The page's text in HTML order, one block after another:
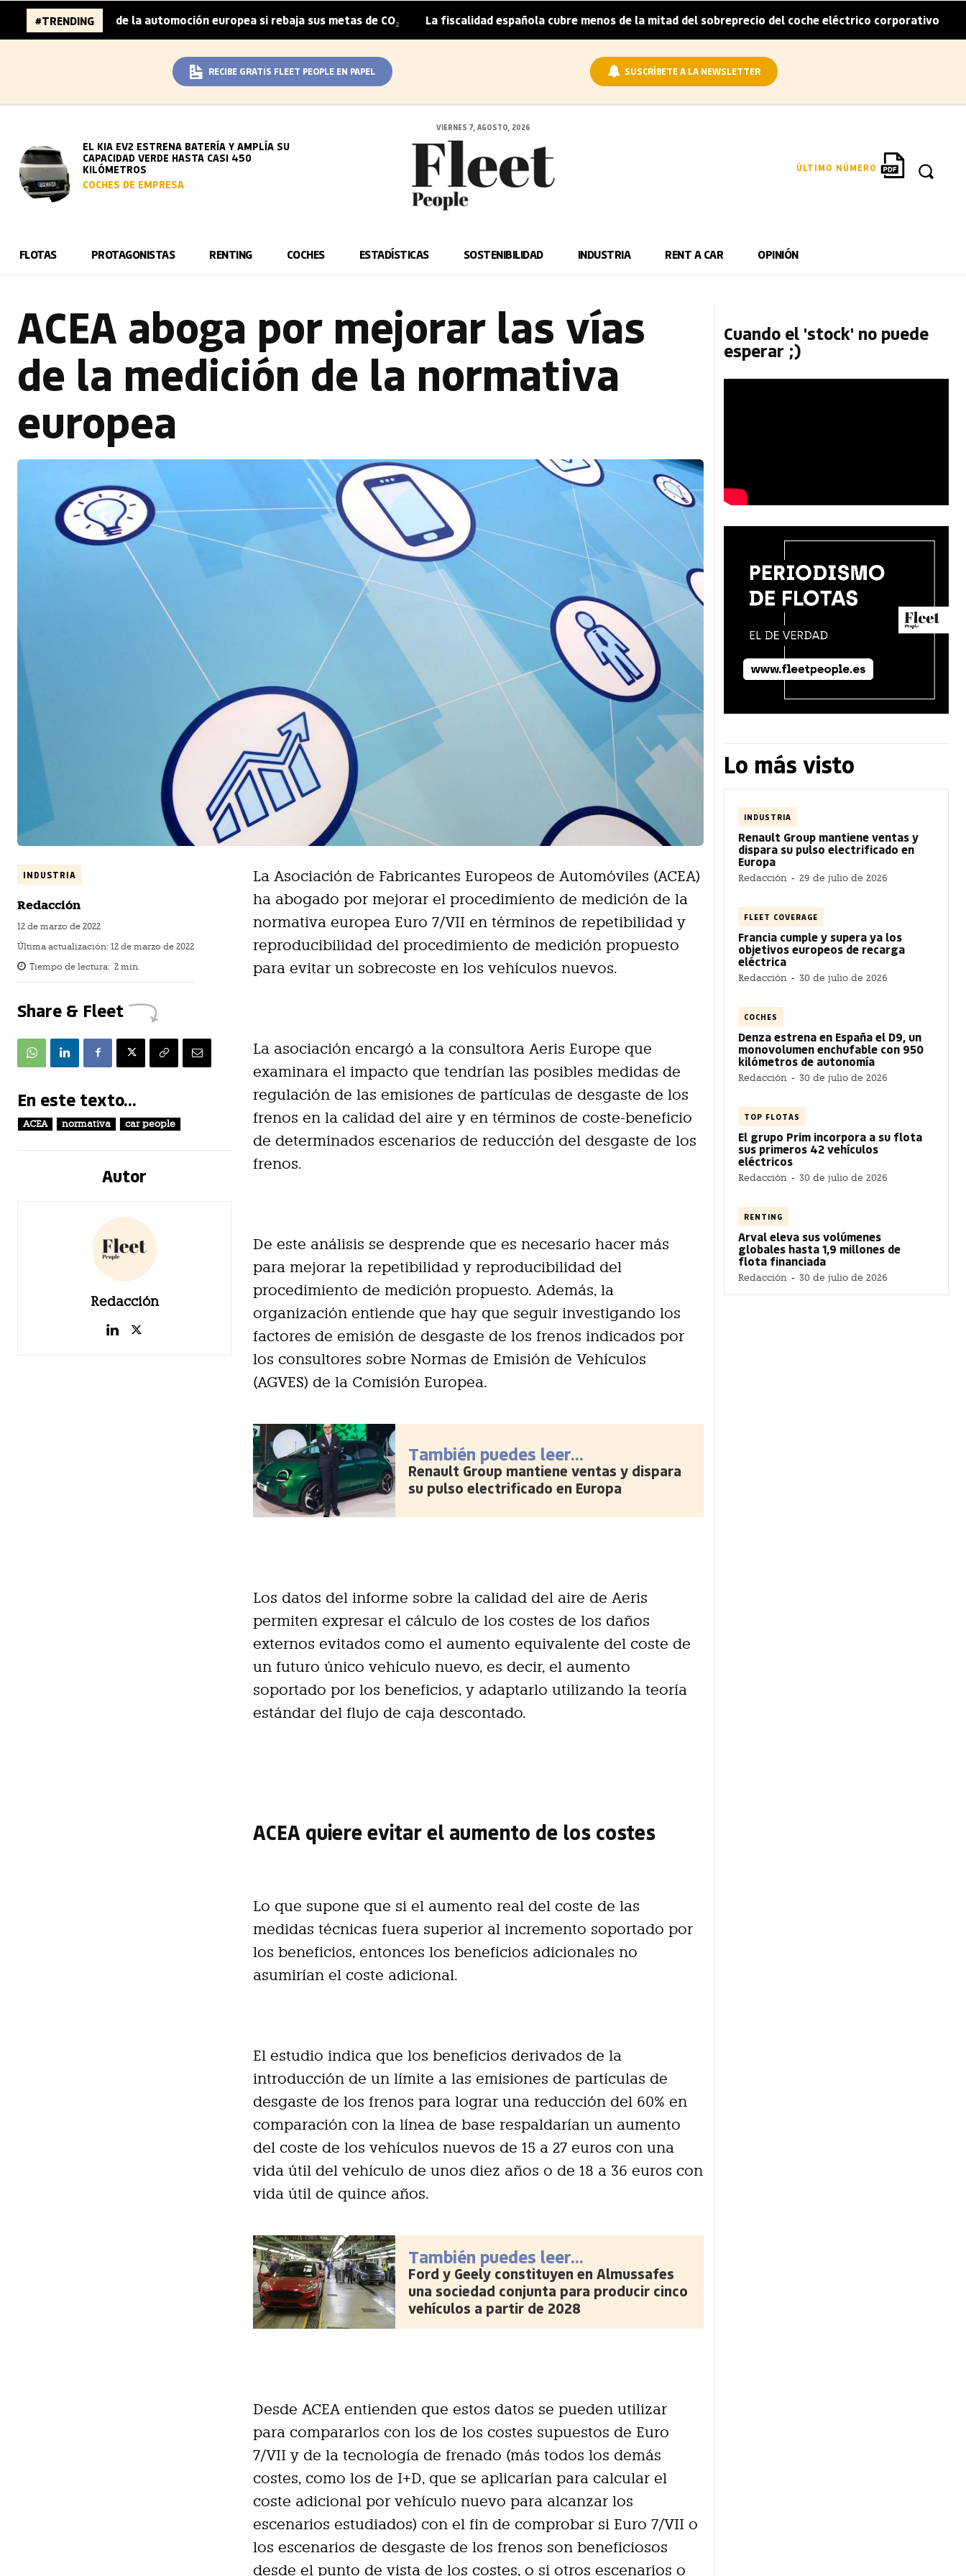
#TRENDING
de la automoción europea si rebaja sus metas de CO₂ | La fiscalidad española cubre menos de la mitad del sobreprecio del coche eléctrico corporativo | Arval
RECIBE GRATIS FLEET PEOPLE EN PAPEL SUSCRÍBETE A LA NEWSLETTER
EL KIA EV2 ESTRENA BATERÍA Y AMPLÍA SU
CAPACIDAD VERDE HASTA CASI 450
KILÓMETROS
COCHES DE EMPRESA
VIERNES 7, AGOSTO, 2026
ÚLTIMO NÚMERO
FLOTAS PROTAGONISTAS RENTING COCHES ESTADÍSTICAS SOSTENIBILIDAD INDUSTRIA RENT A CAR OPINIÓN
ACEA aboga por mejorar las vías
de la medición de la normativa
europea
INDUSTRIA
Redacción
12 de marzo de 2022
Última actualización: 12 de marzo de 2022
Tiempo de lectura: 2 min.
Share & Fleet
En este texto...
ACEA normativa car people
Autor
Redacción
La Asociación de Fabricantes Europeos de Automóviles (ACEA)
ha abogado por mejorar el procedimiento de medición de la
normativa europea Euro 7/VII en términos de repetibilidad y
reproducibilidad del procedimiento de medición propuesto
para evitar un sobrecoste en los vehículos nuevos.
La asociación encargó a la consultora Aeris Europe que
examinara el impacto que tendrían las posibles medidas de
regulación de las emisiones de partículas de desgaste de los
frenos en la calidad del aire y en términos de coste-beneficio
de determinados escenarios de reducción del desgaste de los
frenos.
De este análisis se desprende que es necesario hacer más
para mejorar la repetibilidad y reproducibilidad del
procedimiento de medición propuesto. Además, la
organización entiende que hay que seguir investigando los
factores de emisión de desgaste de los frenos indicados por
los consultores sobre Normas de Emisión de Vehículos
(AGVES) de la Comisión Europea.
También puedes leer...
Renault Group mantiene ventas y dispara
su pulso electrificado en Europa
Los datos del informe sobre la calidad del aire de Aeris
permiten expresar el cálculo de los costes de los daños
externos evitados como el aumento equivalente del coste de
un futuro único vehículo nuevo, es decir, el aumento
soportado por los beneficios, y adaptarlo utilizando la teoría
estándar del flujo de caja descontado.
ACEA quiere evitar el aumento de los costes
Lo que supone que si el aumento real del coste de las
medidas técnicas fuera superior al incremento soportado por
los beneficios, entonces los beneficios adicionales no
asumirían el coste adicional.
El estudio indica que los beneficios derivados de la
introducción de un límite a las emisiones de partículas de
desgaste de los frenos para lograr una reducción del 60% en
comparación con la línea de base respaldarían un aumento
del coste de los vehículos nuevos de 15 a 27 euros con una
vida útil del vehículo de unos diez años o de 18 a 36 euros con
vida útil de quince años.
También puedes leer...
Ford y Geely constituyen en Almussafes
una sociedad conjunta para producir cinco
vehículos a partir de 2028
Desde ACEA entienden que estos datos se pueden utilizar
para compararlos con los de los costes supuestos de Euro
7/VII y de la tecnología de frenado (más todos los demás
costes, como los de I+D, que se aplicarían para calcular el
coste adicional por vehículo nuevo para alcanzar los
escenarios estudiados) con el fin de comprobar si Euro 7/VII o
los escenarios de desgaste de los frenos son beneficiosos
desde el punto de vista de los costes, o si otros escenarios o
Cuando el 'stock' no puede
esperar ;)
Lo más visto
INDUSTRIA
Renault Group mantiene ventas y
dispara su pulso electrificado en
Europa
Redacción - 29 de julio de 2026
FLEET COVERAGE
Francia cumple y supera ya los
objetivos europeos de recarga
eléctrica
Redacción - 30 de julio de 2026
COCHES
Denza estrena en España el D9, un
monovolumen enchufable con 950
kilómetros de autonomía
Redacción - 30 de julio de 2026
TOP FLOTAS
El grupo Prim incorpora a su flota
sus primeros 42 vehículos
eléctricos
Redacción - 30 de julio de 2026
RENTING
Arval eleva sus volúmenes
globales hasta 1,9 millones de
flota financiada
Redacción - 30 de julio de 2026